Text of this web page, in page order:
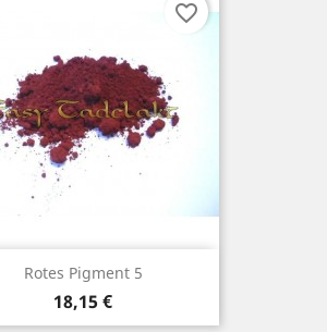
Rotes Pigment 5
Preis
18,15 €
favorite_border